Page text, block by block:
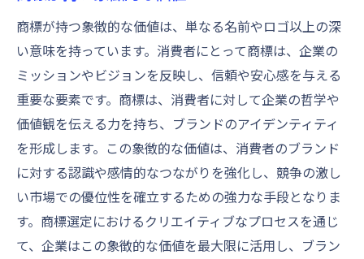
商標が持つ象徴的な価値は、単なる名前やロゴ以上の深
い意味を持っています。消費者にとって商標は、企業の
ミッションやビジョンを反映し、信頼や安心感を与える
重要な要素です。商標は、消費者に対して企業の哲学や
価値観を伝える力を持ち、ブランドのアイデンティティ
を形成します。この象徴的な価値は、消費者のブランド
に対する認識や感情的なつながりを強化し、競争の激し
い市場での優位性を確立するための強力な手段となりま
す。商標選定におけるクリエイティブなプロセスを通じ
て、企業はこの象徴的な価値を最大限に活用し、ブラン